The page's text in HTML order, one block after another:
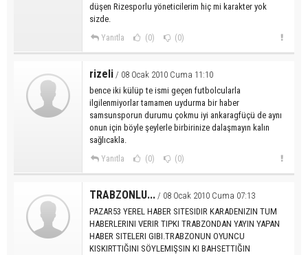
düşen Rizesporlu yöneticilerim hiç mi karakter yok
sizde.
Yanıtla (0) (0)
rizeli / 08 Ocak 2010 Cuma 11:10
bence iki külüp te ismi geçen futbolcularla
ilgilenmiyorlar tamamen uydurma bir haber
samsunsporun durumu çokmu iyi ankaragfüçü de aynı
onun için böyle şeylerle birbirinize dalaşmayın kalın
sağlıcakla.
Yanıtla (0) (0)
TRABZONLU... / 08 Ocak 2010 Cuma 07:13
PAZAR53 YEREL HABER SITESIDIR KARADENIZIN TUM
HABERLERINI VERIR TIPKI TRABZONDAN YAYIN YAPAN
HABER SITELERI GIBI.TRABZONUN OYUNCU
KISKIRTTIĞINI SÖYLEMIŞSIN KI BAHSETTIĞIN